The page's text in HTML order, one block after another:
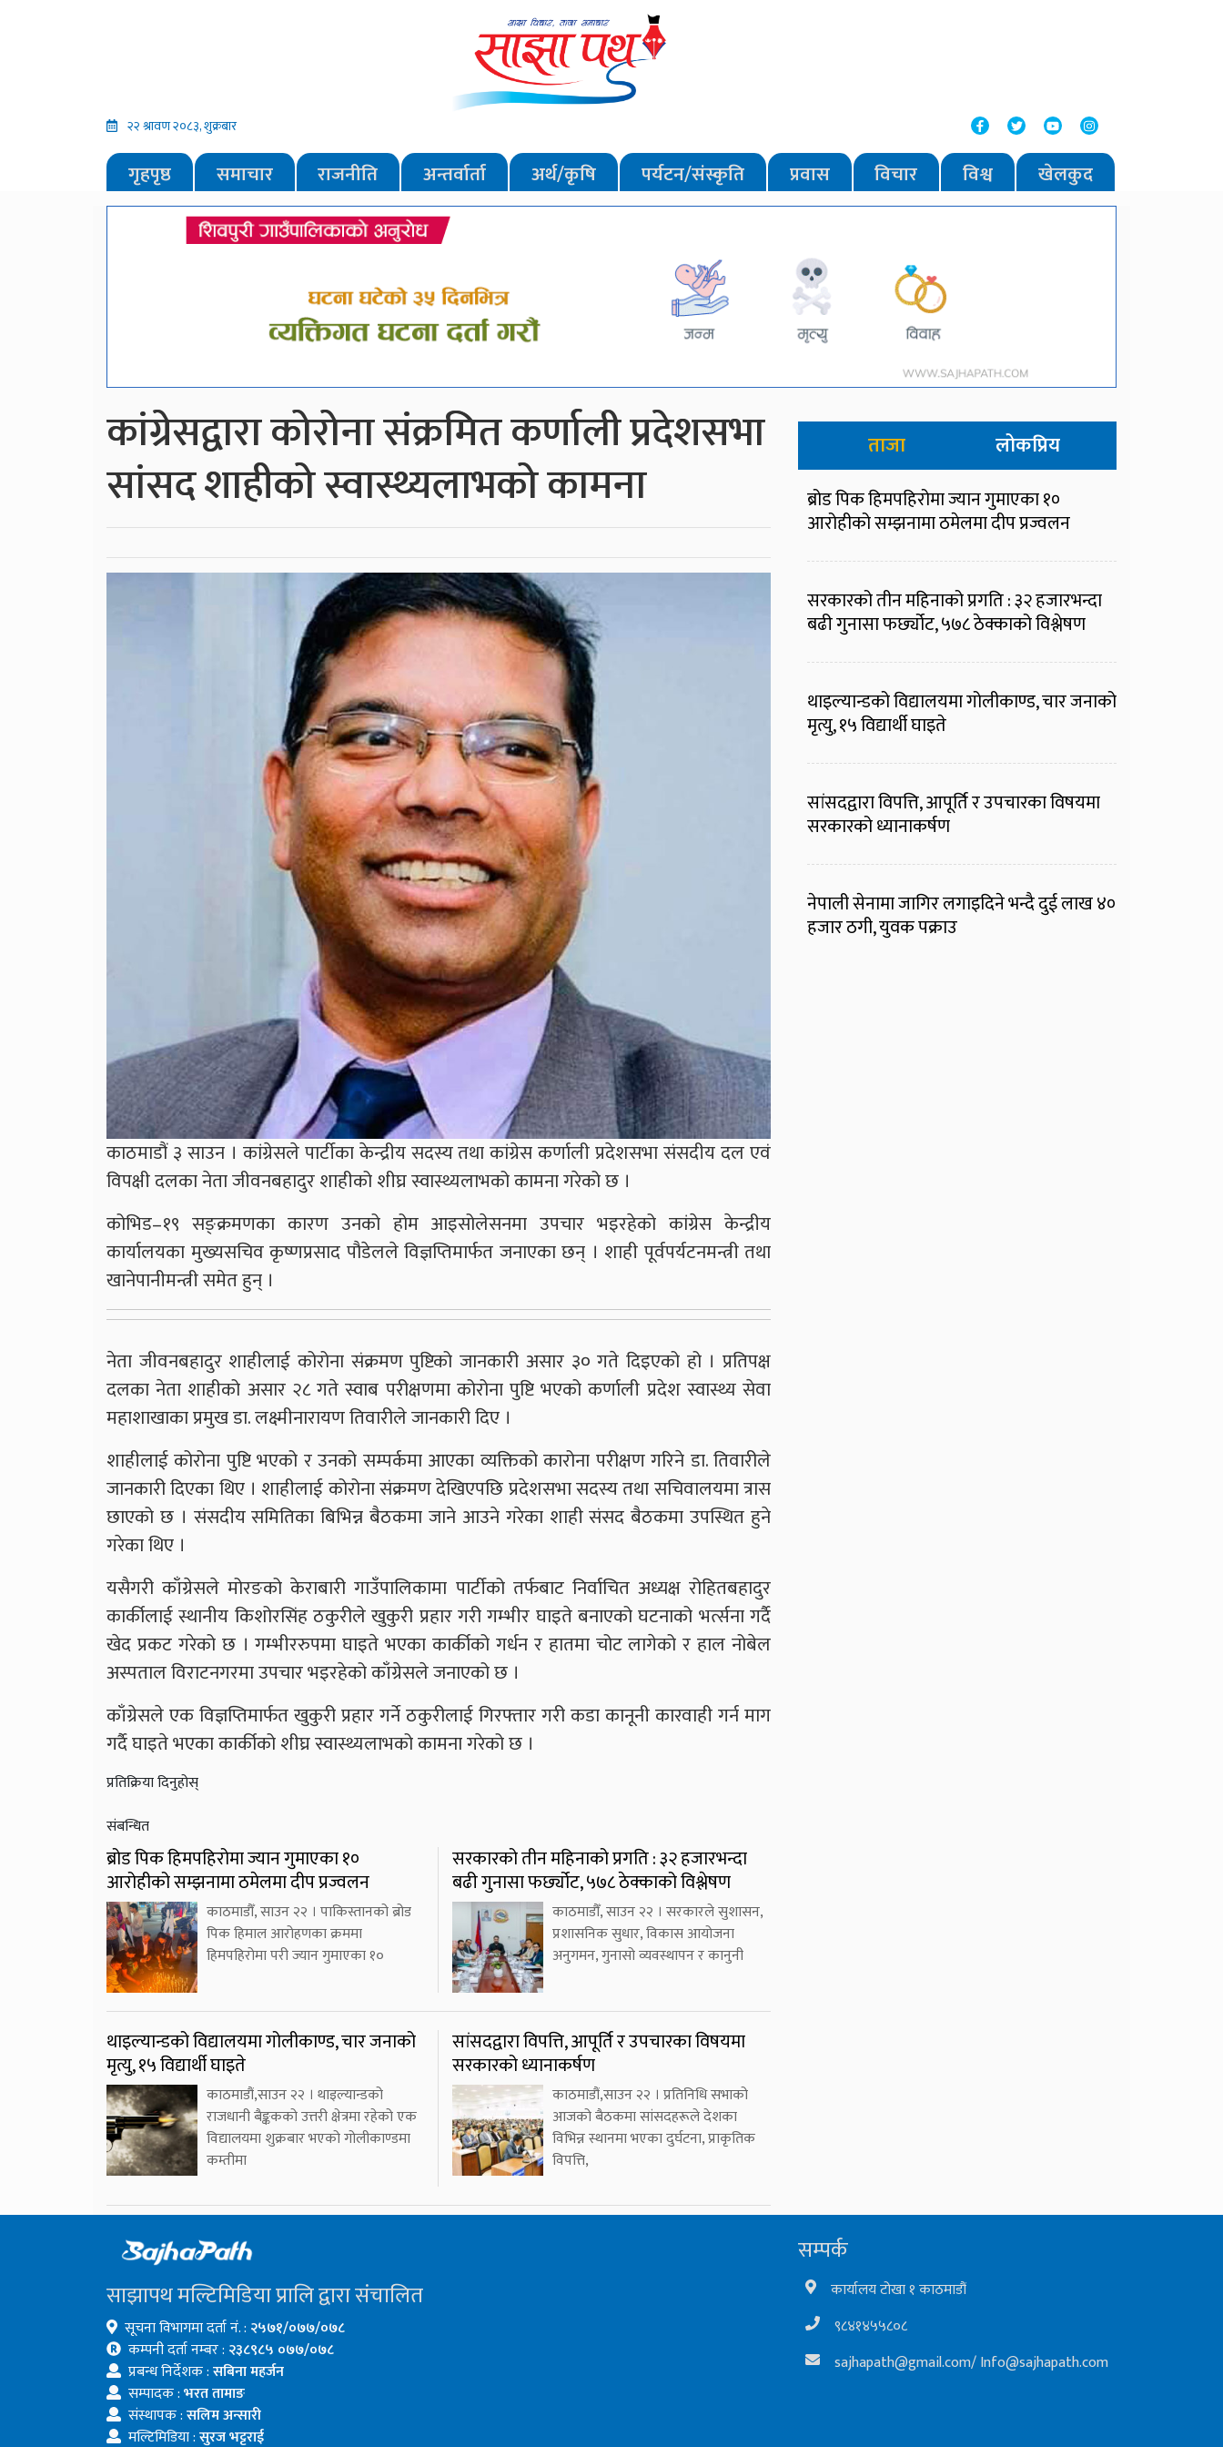
२२ श्रावण २०८३, शुक्रबार
गृहपृष्ठ समाचार राजनीति अन्तर्वार्ता अर्थ/कृषि पर्यटन/संस्कृति प्रवास विचार विश्व खेलकुद
कांग्रेसद्वारा कोरोना संक्रमित कर्णाली प्रदेशसभा
सांसद शाहीको स्वास्थ्यलाभको कामना
काठमाडौं ३ साउन । कांग्रेसले पार्टीका केन्द्रीय सदस्य तथा कांग्रेस कर्णाली प्रदेशसभा संसदीय दल एवं
विपक्षी दलका नेता जीवनबहादुर शाहीको शीघ्र स्वास्थ्यलाभको कामना गरेको छ ।
कोभिड–१९ सङ्क्रमणका कारण उनको होम आइसोलेसनमा उपचार भइरहेको कांग्रेस केन्द्रीय
कार्यालयका मुख्यसचिव कृष्णप्रसाद पौडेलले विज्ञप्तिमार्फत जनाएका छन् । शाही पूर्वपर्यटनमन्त्री तथा
खानेपानीमन्त्री समेत हुन् ।
नेता जीवनबहादुर शाहीलाई कोरोना संक्रमण पुष्टिको जानकारी असार ३० गते दिइएको हो । प्रतिपक्ष
दलका नेता शाहीको असार २८ गते स्वाब परीक्षणमा कोरोना पुष्टि भएको कर्णाली प्रदेश स्वास्थ्य सेवा
महाशाखाका प्रमुख डा. लक्ष्मीनारायण तिवारीले जानकारी दिए ।
शाहीलाई कोरोना पुष्टि भएको र उनको सम्पर्कमा आएका व्यक्तिको कारोना परीक्षण गरिने डा. तिवारीले
जानकारी दिएका थिए । शाहीलाई कोरोना संक्रमण देखिएपछि प्रदेशसभा सदस्य तथा सचिवालयमा त्रास
छाएको छ । संसदीय समितिका बिभिन्न बैठकमा जाने आउने गरेका शाही संसद बैठकमा उपस्थित हुने
गरेका थिए ।
यसैगरी काँग्रेसले मोरङको केराबारी गाउँपालिकामा पार्टीको तर्फबाट निर्वाचित अध्यक्ष रोहितबहादुर
कार्कीलाई स्थानीय किशोरसिंह ठकुरीले खुकुरी प्रहार गरी गम्भीर घाइते बनाएको घटनाको भर्त्सना गर्दै
खेद प्रकट गरेको छ । गम्भीररुपमा घाइते भएका कार्कीको गर्धन र हातमा चोट लागेको र हाल नोबेल
अस्पताल विराटनगरमा उपचार भइरहेको काँग्रेसले जनाएको छ ।
काँग्रेसले एक विज्ञप्तिमार्फत खुकुरी प्रहार गर्ने ठकुरीलाई गिरफ्तार गरी कडा कानूनी कारवाही गर्न माग
गर्दै घाइते भएका कार्कीको शीघ्र स्वास्थ्यलाभको कामना गरेको छ ।
प्रतिक्रिया दिनुहोस्
संबन्धित
ब्रोड पिक हिमपहिरोमा ज्यान गुमाएका १०
आरोहीको सम्झनामा ठमेलमा दीप प्रज्वलन
काठमाडौँ, साउन २२ । पाकिस्तानको ब्रोड
पिक हिमाल आरोहणका क्रममा
हिमपहिरोमा परी ज्यान गुमाएका १०
सरकारको तीन महिनाको प्रगति : ३२ हजारभन्दा
बढी गुनासा फर्छ्योट, ५७८ ठेक्काको विश्लेषण
काठमाडौँ, साउन २२ । सरकारले सुशासन,
प्रशासनिक सुधार, विकास आयोजना
अनुगमन, गुनासो व्यवस्थापन र कानुनी
थाइल्यान्डको विद्यालयमा गोलीकाण्ड, चार जनाको
मृत्यु, १५ विद्यार्थी घाइते
काठमाडौं,साउन २२ । थाइल्यान्डको
राजधानी बैङ्ककको उत्तरी क्षेत्रमा रहेको एक
विद्यालयमा शुक्रबार भएको गोलीकाण्डमा
कम्तीमा
सांसदद्वारा विपत्ति, आपूर्ति र उपचारका विषयमा
सरकारको ध्यानाकर्षण
काठमाडौं,साउन २२ । प्रतिनिधि सभाको
आजको बैठकमा सांसदहरूले देशका
विभिन्न स्थानमा भएका दुर्घटना, प्राकृतिक
विपत्ति,
ताजा लोकप्रिय
ब्रोड पिक हिमपहिरोमा ज्यान गुमाएका १०
आरोहीको सम्झनामा ठमेलमा दीप प्रज्वलन
सरकारको तीन महिनाको प्रगति : ३२ हजारभन्दा
बढी गुनासा फर्छ्योट, ५७८ ठेक्काको विश्लेषण
थाइल्यान्डको विद्यालयमा गोलीकाण्ड, चार जनाको
मृत्यु, १५ विद्यार्थी घाइते
सांसदद्वारा विपत्ति, आपूर्ति र उपचारका विषयमा
सरकारको ध्यानाकर्षण
नेपाली सेनामा जागिर लगाइदिने भन्दै दुई लाख ४०
हजार ठगी, युवक पक्राउ
साझापथ मल्टिमिडिया प्रालि द्वारा संचालित
सूचना विभागमा दर्ता नं. : २५७१/०७७/०७८
कम्पनी दर्ता नम्बर : २३८९८५ ०७७/०७८
प्रबन्ध निर्देशक :सबिना महर्जन
सम्पादक :भरत तामाङ
संस्थापक :सलिम अन्सारी
मल्टिमिडिया :सुरज भट्टराई
सम्पर्क
कार्यालय टोखा १ काठमाडौं
९८४१४५५८०८
sajhapath@gmail.com/Info@sajhapath.com